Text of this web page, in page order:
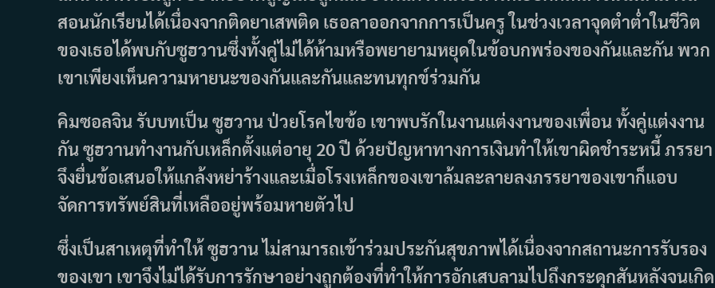
สอนนักเรียนได้เนื่องจากติดยาเสพติด เธอลาออกจากการเป็นครู ในช่วงเวลาจุดตำต่ำในชีวิต
ของเธอได้พบกับซูฮวานซึ่งทั้งคู่ไม่ได้ห้ามหรือพยายามหยุดในข้อบกพร่องของกันและกัน พวก
เขาเพียงเห็นความหายนะของกันและกันและทนทุกข์ร่วมกัน
คิมซอลจิน รับบทเป็น ซูฮวาน ป่วยโรคไขข้อ เขาพบรักในงานแต่งงานของเพื่อน ทั้งคู่แต่งงาน
กัน ซูฮวานทำงานกับเหล็กตั้งแต่อายุ 20 ปี ด้วยปัญหาทางการเงินทำให้เขาผิดชำระหนี้ ภรรยา
จึงยื่นข้อเสนอให้แกล้งหย่าร้างและเมื่อโรงเหล็กของเขาล้มละลายลงภรรยาของเขาก็แอบ
จัดการทรัพย์สินที่เหลืออยู่พร้อมหายตัวไป
ซึ่งเป็นสาเหตุที่ทำให้ ซูฮวาน ไม่สามารถเข้าร่วมประกันสุขภาพได้เนื่องจากสถานะการรับรอง
ของเขา เขาจึงไม่ได้รับการรักษาอย่างถูกต้องที่ทำให้การอักเสบลามไปถึงกระดุกสันหลังจนเกิด